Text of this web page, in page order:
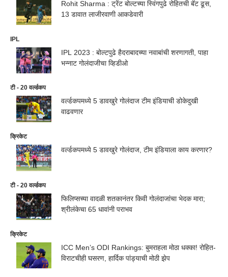
Rohit Sharma : ट्रेंट बोल्टच्या स्विंगपुढे रोहितची बॅट ढूस,
13 डावात लाजीरवाणी आकडेवारी
IPL
IPL 2023 : बोल्टपुढे हैदराबादच्या नवाबांची शरणागती, पाहा
भन्नाट गोलंदाजीचा व्हिडीओ
टी - 20 वर्ल्डकप
वर्ल्डकपमध्ये 5 डावखुरे गोलंदाज टीम इंडियाची डोकेदुखी
वाढवणार
क्रिकेट
वर्ल्डकपमध्ये 5 डावखुरे गोलंदाज, टीम इंडियाला काय करणार?
टी - 20 वर्ल्डकप
फिलिप्सच्या वादळी शतकानंतर किवी गोलंदाजांचा भेदक मारा;
श्रीलंकेचा 65 धावांनी पराभव
क्रिकेट
ICC Men’s ODI Rankings: बुमराहला मोठा धक्का! रोहित-
विराटचीही घसरण, हार्दिक पांड्याची मोठी झेप